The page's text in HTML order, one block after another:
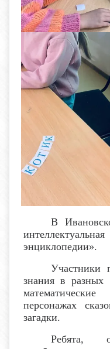
В
энциклопедии».
Участники
знания в разных
персонажах
загадки.
Ребята,